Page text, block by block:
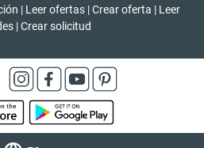
| Leer ofertas | Crear oferta | Leer
|Crear solicitud